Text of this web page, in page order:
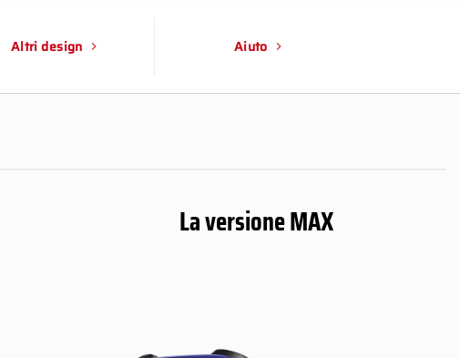
Altri design Aiuto
La versione MAX